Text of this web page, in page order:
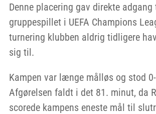
Denne placering gav direkte adgang
gruppespillet i UEFA Champions
turnering klubben aldrig tidligere
sig til.
Kampen var længe målløs og stod
Afgørelsen faldt i det 81. minut, da
scorede kampens eneste mål til